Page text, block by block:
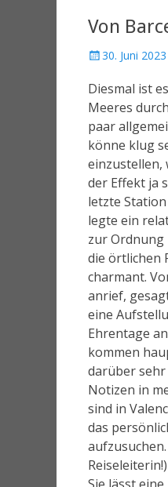
Von
30. Juni 2023
Diesmal ist
Meeres
paar
könne klug
einzustellen,
der Effekt ja
letzte
legte ein
zur Ordnung
die örtlichen
charmant.
anrief,
eine
Ehrentage
kommen
darüber sehr
Notizen in
sind in
das